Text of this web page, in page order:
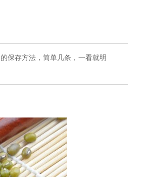
保存方法，简单几条，一看就明